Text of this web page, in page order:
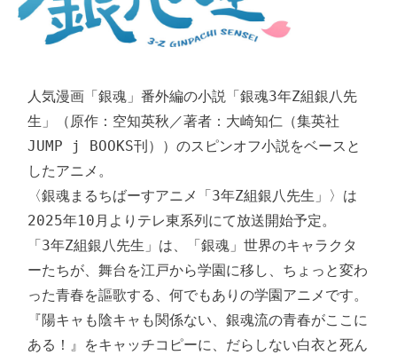
人気漫画「銀魂」番外編の小説「銀魂3年Z組銀八先
生」（原作：空知英秋／著者：大崎知仁（集英社
JUMP j BOOKS刊））のスピンオフ小説をベースと
したアニメ。
〈銀魂まるちばーすアニメ「3年Z組銀八先生」〉は
2025年10月よりテレ東系列にて放送開始予定。
「3年Z組銀八先生」は、「銀魂」世界のキャラクタ
ーたちが、舞台を江戸から学園に移し、ちょっと変わ
った青春を謳歌する、何でもありの学園アニメです。
『陽キャも陰キャも関係ない、銀魂流の青春がここに
ある！』をキャッチコピーに、だらしない白衣と死ん